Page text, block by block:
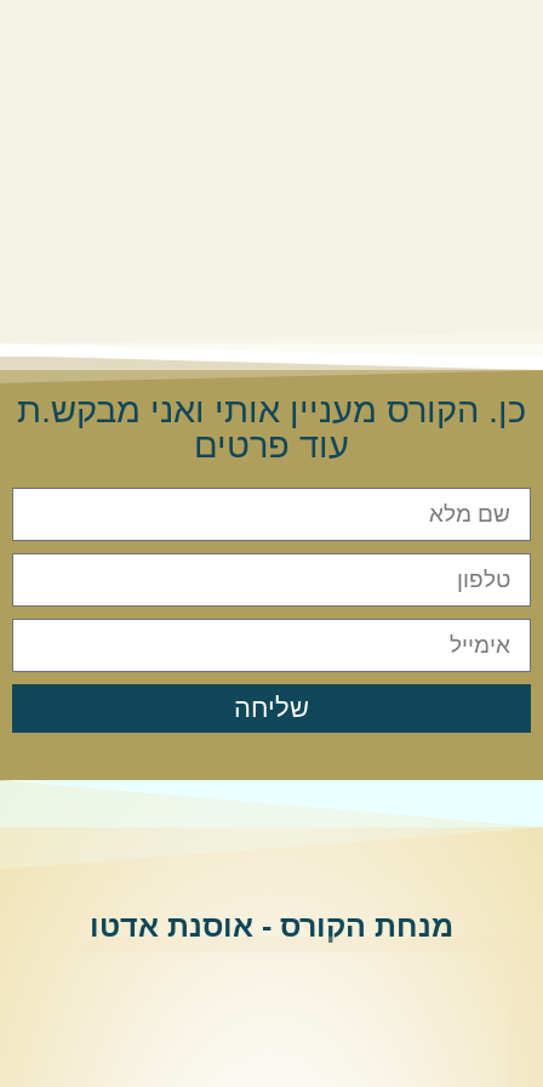
כן. הקורס מעניין אותי ואני מבקש.ת
עוד פרטים
שליחה
מנחת הקורס - אוסנת אדטו